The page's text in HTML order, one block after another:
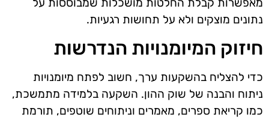
נתונים מוצקים ולא על תחושות רגעיות.
חיזוק המיומנויות הנדרשות
כדי להצליח בהשקעות ערך, חשוב לפתח מיומנויות
ניתוח והבנה של שוק ההון. השקעה בלמידה מתמשכת,
כמו קריאת ספרים, מאמרים וניתוחים שוטפים, תורמת